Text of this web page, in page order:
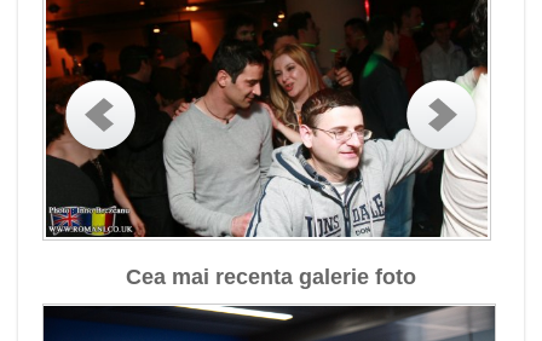
Cea mai recenta galerie foto